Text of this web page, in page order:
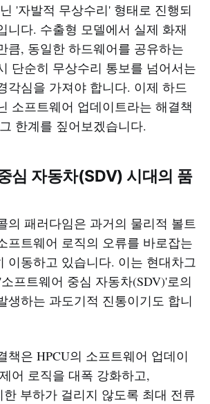
'자발적 무상수리' 형태로 진행되
니다. 수출형 모델에서 실제 화재
큼, 동일한 하드웨어를 공유하는
단순히 무상수리 통보를 넘어서는
각심을 가져야 합니다. 이제 하드
소프트웨어 업데이트라는 해결책
한계를 짚어보겠습니다.
심 자동차(SDV) 시대의 품
의 패러다임은 과거의 물리적 볼트
프트웨어 로직의 오류를 바로잡는
이동하고 있습니다. 이는 현대차그
프트웨어 중심 자동차(SDV)'로의
생하는 과도기적 진통이기도 합니
책은 HPCU의 소프트웨어 업데이
어 로직을 대폭 강화하고,
한 부하가 걸리지 않도록 최대 전류